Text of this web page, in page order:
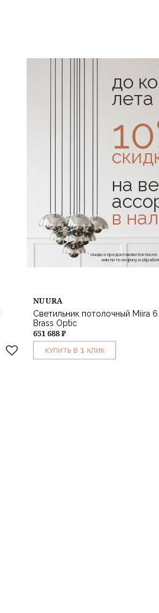
NUURA
Светильник потолочный Miira
Brass Optic
651 688 ₽
КУПИТЬ В 1 КЛИК
до
лета
на
в
* скидка предоставляется
или по телефону и